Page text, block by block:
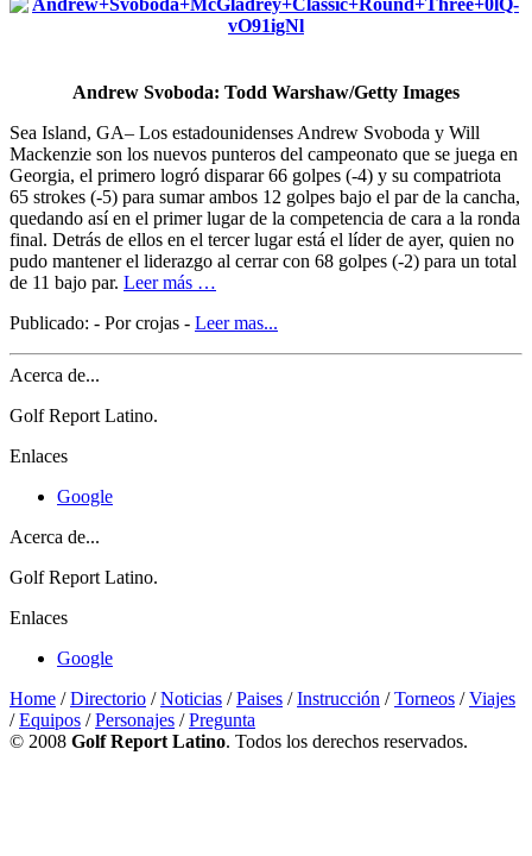
Andrew Svoboda: Todd Warshaw/Getty Images
Sea Island, GA– Los estadounidenses Andrew Svoboda y Will
Mackenzie son los nuevos punteros del campeonato que se juega en
Georgia, el primero logró disparar 66 golpes (-4) y su compatriota
65 strokes (-5) para sumar ambos 12 golpes bajo el par de la cancha,
quedando así en el primer lugar de la competencia de cara a la ronda
final. Detrás de ellos en el tercer lugar está el líder de ayer, quien no
pudo mantener el liderazgo al cerrar con 68 golpes (-2) para un total
de 11 bajo par. Leer más …
Publicado: - Por crojas - Leer mas...
Acerca de...
Golf Report Latino.
Enlaces
Google
Acerca de...
Golf Report Latino.
Enlaces
Google
Home /Directorio /Noticias /Paises /Instrucción /Torneos /Viajes
/Equipos /Personajes /Pregunta
© 2008 Golf Report Latino. Todos los derechos reservados.